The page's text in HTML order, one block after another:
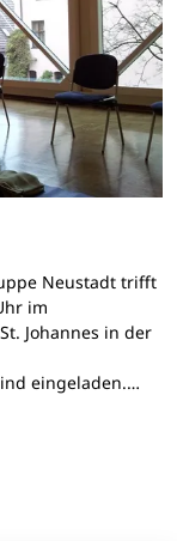
Neustadt trifft
im
Johannes in der
eingeladen.…